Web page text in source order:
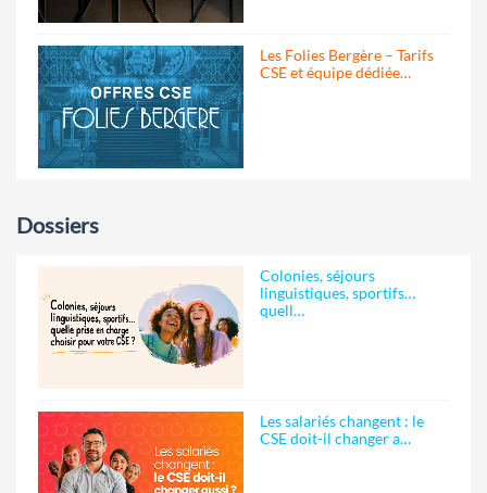
Les Folies Bergère – Tarifs
CSE et équipe dédiée…
Dossiers
Colonies, séjours
linguistiques, sportifs…
quell…
Les salariés changent : le
CSE doit-il changer a…